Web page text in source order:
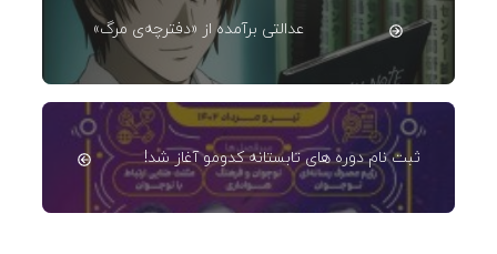
عدالتی برآمده از «دفترچه‌ی مرگ»
ثبت نام دوره های تابستانه کدومو آغاز شد!